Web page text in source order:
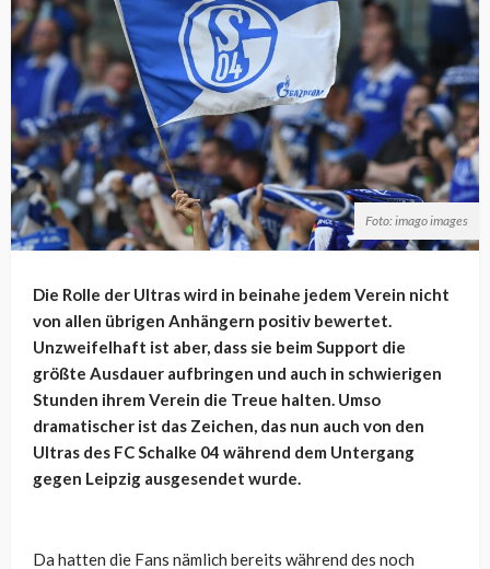
Foto: imago images
Die Rolle der Ultras wird in beinahe jedem Verein nicht
von allen übrigen Anhängern positiv bewertet.
Unzweifelhaft ist aber, dass sie beim Support die
größte Ausdauer aufbringen und auch in schwierigen
Stunden ihrem Verein die Treue halten. Umso
dramatischer ist das Zeichen, das nun auch von den
Ultras des FC Schalke 04 während dem Untergang
gegen Leipzig ausgesendet wurde.
Da hatten die Fans nämlich bereits während des noch